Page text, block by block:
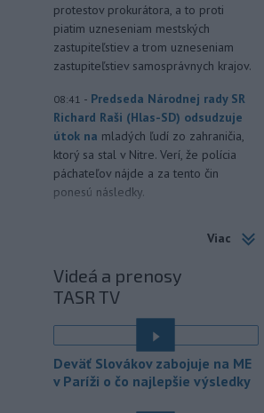
protestov prokurátora, a to proti
piatim uzneseniam mestských
zastupiteľstiev a trom uzneseniam
zastupiteľstiev samosprávnych krajov.
08:41 - Predseda Národnej rady SR
Richard Raši (Hlas-SD) odsudzuje
útok na mladých ľudí zo zahraničia,
ktorý sa stal v Nitre. Verí, že polícia
páchateľov nájde a za tento čin
ponesú následky.
piatok klesnú. Výstrahy prvého
Informuje o tom Slovenský
hydrometeorologický ústav (SHMÚ) na
svojom webe. V Košickom kraji varuje
pred silným vetrom.
07:10 - Japonsko nariadilo evakuáciu
približne 260.000 obyvateľov
Viac
Videá a prenosy
TASR TV
Deväť Slovákov zabojuje na ME
v Paríži o čo najlepšie výsledky